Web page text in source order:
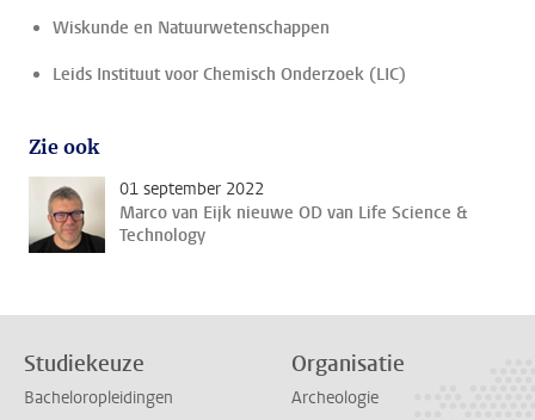
Wiskunde en Natuurwetenschappen
Leids Instituut voor Chemisch Onderzoek (LIC)
Zie ook
01 september 2022
Marco van Eijk nieuwe OD van Life Science &
Technology
Studiekeuze
Bacheloropleidingen
Organisatie
Archeologie